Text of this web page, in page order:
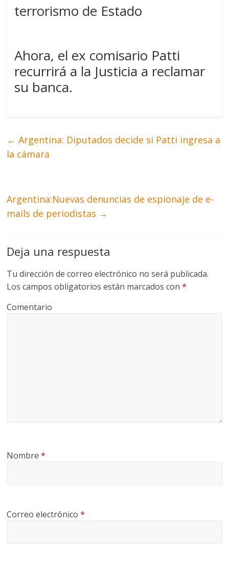
terrorismo de Estado
Ahora, el ex comisario Patti
recurrirá a la Justicia a reclamar
su banca.
← Argentina: Diputados decide si Patti ingresa a
la cámara
Argentina:Nuevas denuncias de espionaje de e-
mails de periodistas →
Deja una respuesta
Tu dirección de correo electrónico no será publicada.
Los campos obligatorios están marcados con*
Comentario
Nombre*
Correo electrónico*